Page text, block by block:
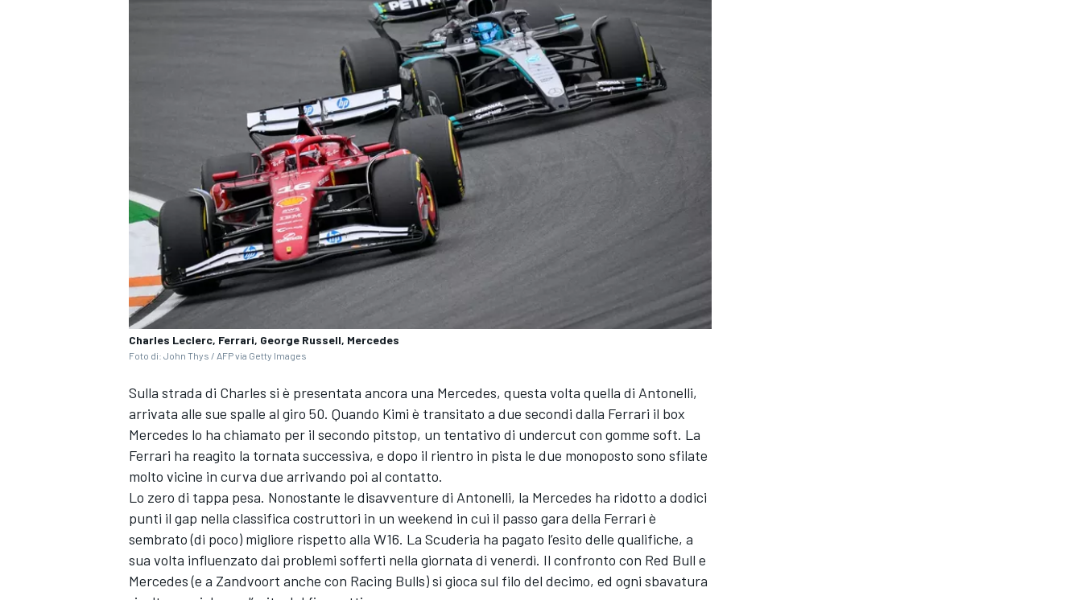
ENDURANCE/GT
Charles Leclerc, Ferrari, George Russell, Mercedes
Foto di: John Thys / AFP via Getty Images
Sulla strada di Charles si è presentata ancora una Mercedes, questa volta quella di Antonelli,
arrivata alle sue spalle al giro 50. Quando Kimi è transitato a due secondi dalla Ferrari il box
Mercedes lo ha chiamato per il secondo pitstop, un tentativo di undercut con gomme soft. La
Ferrari ha reagito la tornata successiva, e dopo il rientro in pista le due monoposto sono sfilate
molto vicine in curva due arrivando poi al contatto.
Lo zero di tappa pesa. Nonostante le disavventure di Antonelli, la Mercedes ha ridotto a dodici
punti il gap nella classifica costruttori in un weekend in cui il passo gara della Ferrari è
sembrato (di poco) migliore rispetto alla W16. La Scuderia ha pagato l’esito delle qualifiche, a
sua volta influenzato dai problemi sofferti nella giornata di venerdì. Il confronto con Red Bull e
Mercedes (e a Zandvoort anche con Racing Bulls) si gioca sul filo del decimo, ed ogni sbavatura